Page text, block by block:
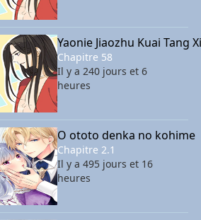
Yaonie Jiaozhu Kuai Tang
Chapitre 58
Il y a 240 jours et 6
heures
O ototo denka no kohime
Chapitre 2.1
Il y a 495 jours et 16
heures